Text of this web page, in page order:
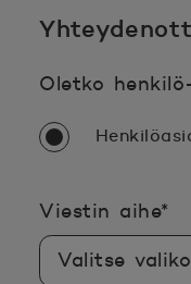
Oletko
Viestin aihe*